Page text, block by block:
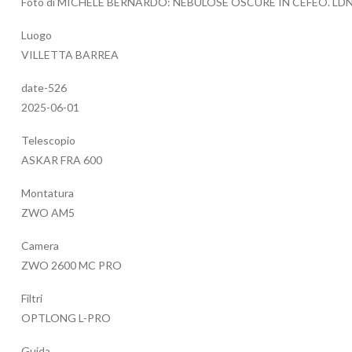
Luogo
VILLETTA BARREA
date-526
2025-06-01
Telescopio
ASKAR FRA 600
Montatura
ZWO AM5
Camera
ZWO 2600 MC PRO
Filtri
OPTLONG L-PRO